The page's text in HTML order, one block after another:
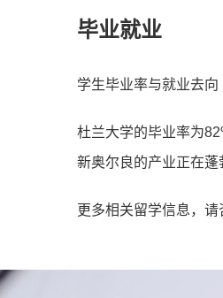
毕业就业
学生毕业率与就业去向
杜兰大学的毕业率为
新奥尔良的产业正在蓬
更多相关留学信息，